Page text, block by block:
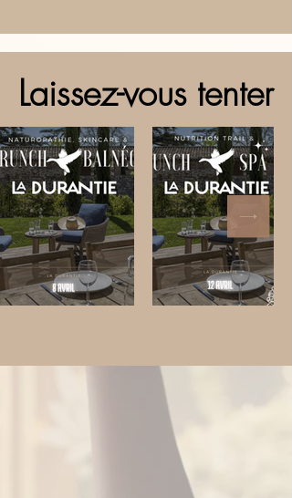
Laissez-vous tenter
Laissez-vous tenter